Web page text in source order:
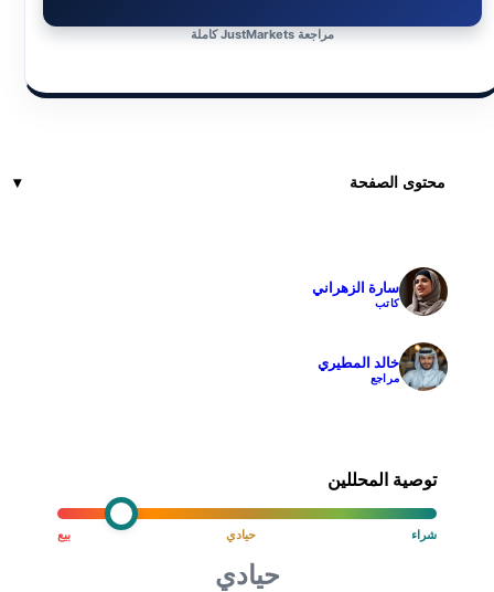
مراجعة JustMarkets كاملة
محتوى الصفحة
سارة الزهراني
كاتب
خالد المطيري
مراجع
توصية المحللين
بيع حيادي شراء
حيادي